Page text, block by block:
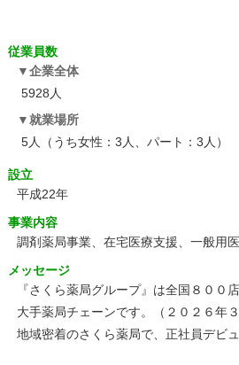
従業員数
企業全体
5928人
就業場所
5人（うち女性：3人、パート：3人）
設立
平成22年
事業内容
調剤薬局事業、在宅医療支援、一般用
メッセージ
『さくら薬局グループ』は全国８００
大手薬局チェーンです。（２０２６年３
地域密着のさくら薬局で、正社員デビ